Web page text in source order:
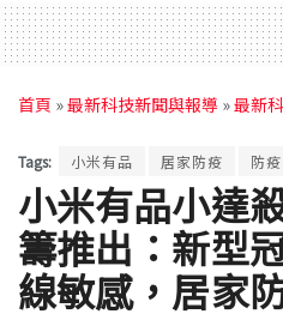
首頁 »最新科技新聞與報導 »最新
Tags: 小米有品 居家防疫 防疫
小米有品小達
籌推出：新型
線敏感，居家